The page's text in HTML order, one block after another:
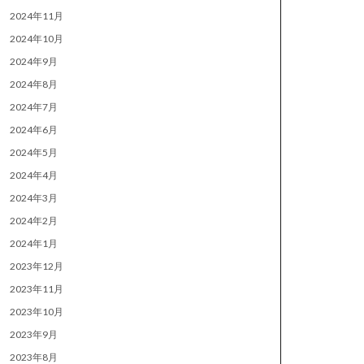
2024年11月
2024年10月
2024年9月
2024年8月
2024年7月
2024年6月
2024年5月
2024年4月
2024年3月
2024年2月
2024年1月
2023年12月
2023年11月
2023年10月
2023年9月
2023年8月